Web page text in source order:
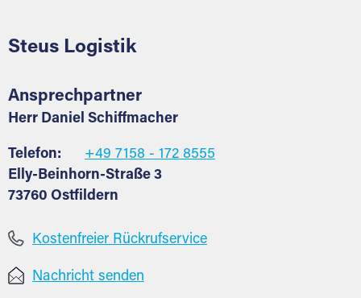
Steus Logistik
Ansprechpartner
Herr Daniel Schiffmacher
Telefon:
+49 7158 - 172 8555
Elly-Beinhorn-Straße 3
73760 Ostfildern
Kostenfreier Rückrufservice
Nachricht senden